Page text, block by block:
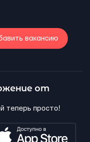
вакансию
от
теперь просто!